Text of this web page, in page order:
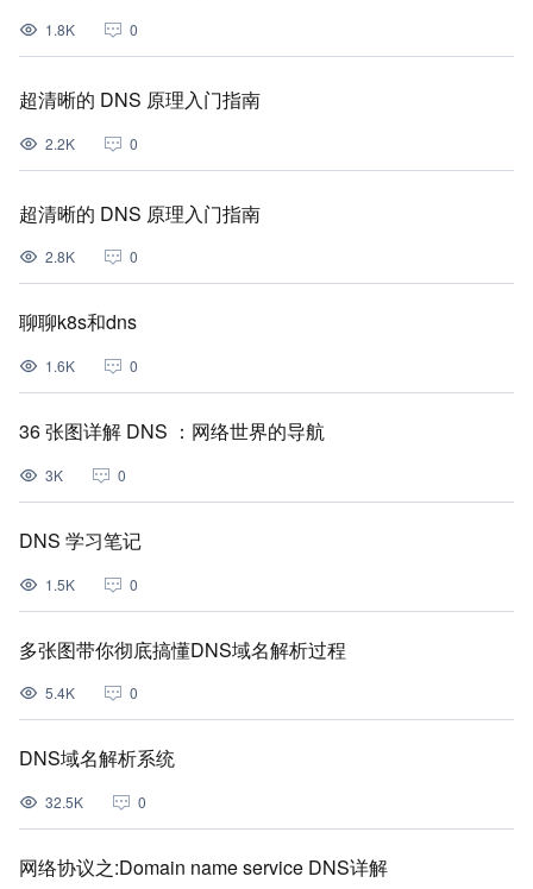
1.8K 0
超清晰的 DNS 原理入门指南
2.2K 0
超清晰的 DNS 原理入门指南
2.8K 0
聊聊k8s和dns
1.6K 0
36 张图详解 DNS ：网络世界的导航
3K 0
DNS 学习笔记
1.5K 0
多张图带你彻底搞懂DNS域名解析过程
5.4K 0
DNS域名解析系统
32.5K 0
网络协议之:Domain name service DNS详解